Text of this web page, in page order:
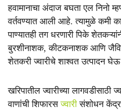
e
हवामानाचा अंदाज बघता एल निनो
वर्तवण्यात आली आहे. त्यामुळे कमी
पाण्यातही तग धरणारी पिके
बुरशीनाशक, कीटकनाशक आणि
शेतकरी ज्वारीचे शाश्वत उत्पादन
खरिपातील ज्वारीच्या लागवडीसाठी
वाणांची शिफारसज्वारीसंशोधन